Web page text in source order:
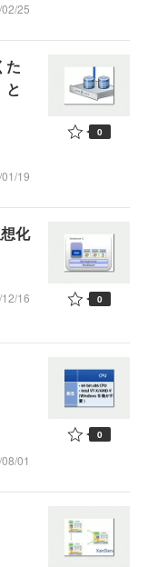
25
た
と
19
0
化
16 0
01
0